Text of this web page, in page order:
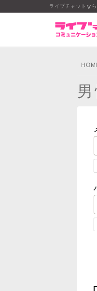
ライブチャットな